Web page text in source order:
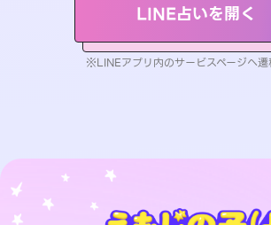
LINE占いを開く
※LINEアプリ内のサービスページへ遷